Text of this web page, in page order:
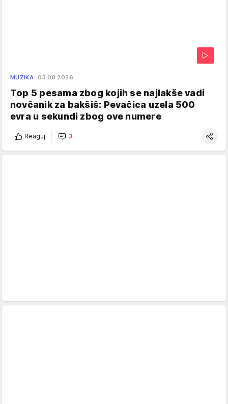
MUZIKA 03.08.2026.
Top 5 pesama zbog kojih se najlakše vadi
novčanik za bakšiš: Pevačica uzela 500
evra u sekundi zbog ove numere
Reaguj 3